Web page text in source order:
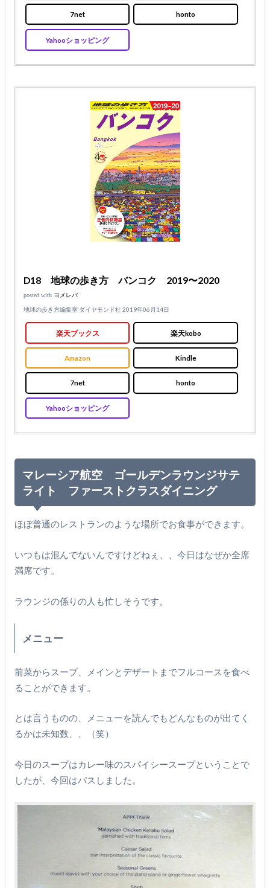
7net honto
Yahooショッピング
D18 地球の歩き方 バンコク 2019〜2020
posted with ヨメレバ
地球の歩き方編集室 ダイヤモンド社 2019年06月14日
楽天ブックス 楽天kobo
Amazon Kindle
7net honto
Yahooショッピング
マレーシア航空 ゴールデンラウンジサテ
ライト ファーストクラスダイニング
ほぼ普通のレストランのような場所でお食事ができます。
いつもは混んでないんですけどねぇ、、今日はなぜか全席
満席です。
ラウンジの係りの人も忙しそうです。
メニュー
前菜からスープ、メインとデザートまでフルコースを食べ
ることができます。
とは言うものの、メニューを読んでもどんなものが出てく
るかは未知数、、（笑）
今日のスープはカレー味のスパイシースープということで
したが、今回はパスしました。